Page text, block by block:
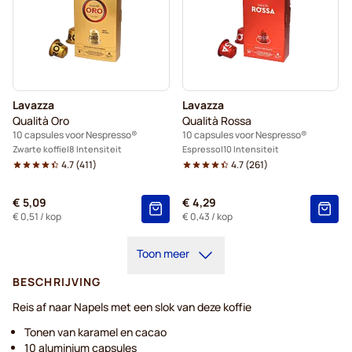
Lavazza
Qualità Oro
10 capsules voor Nespresso®
Zwarte koffie 8 Intensiteit
4.7(411)
€ 5,09
€ 0,51 / kop
Lavazza
Qualità Rossa
10 capsules voor Nespresso®
Espresso 10 Intensiteit
4.7(261)
€ 4,29
€ 0,43 / kop
Toon meer
BESCHRIJVING
Reis af naar Napels met een slok van deze koffie
Tonen van karamel en cacao
10 aluminium capsules